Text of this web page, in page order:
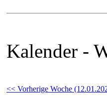
Kalender -
<< Vorherige Woche